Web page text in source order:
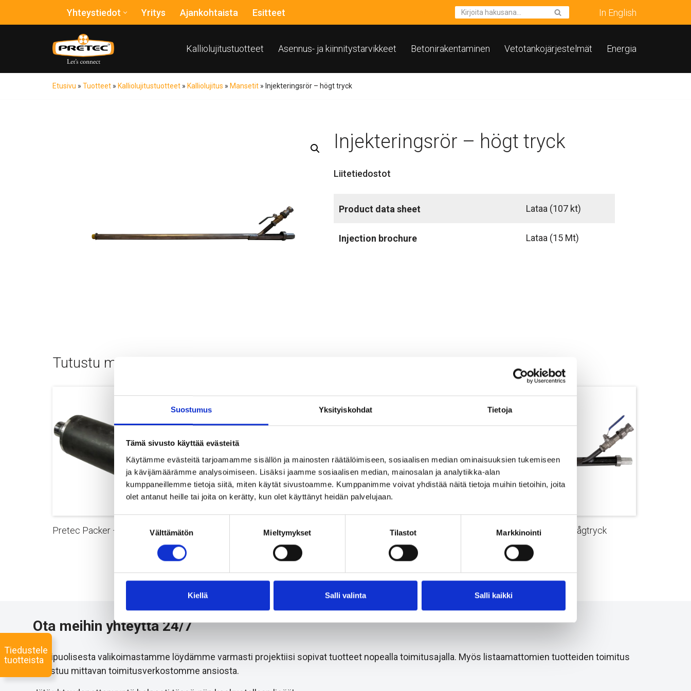
Suostumus Yksityiskohdat Tietoja
Tämä sivusto käyttää evästeitä
Käytämme evästeitä tarjoamamme sisällön ja mainosten räätälöimiseen, sosiaalisen median ominaisuuksien tukemiseen
ja kävijämäärämme analysoimiseen. Lisäksi jaamme sosiaalisen median, mainosalan ja analytiikka-alan
kumppaneillemme tietoja siitä, miten käytät sivustoamme. Kumppanimme voivat yhdistää näitä tietoja muihin tietoihin, joita
olet antanut heille tai joita on kerätty, kun olet käyttänyt heidän palvelujaan.
valinta
Välttämätön Mieltymykset Tilastot Markkinointi
Kiellä Salli valinta Salli kaikki
Yhteystiedot Yritys Ajankohtaista Esitteet In English
Kalliolujitustuotteet Asennus- ja kiinnitystarvikkeet Betonirakentaminen Vetotankojärjestelmät Energia
Etusivu » Tuotteet » Kalliolujitustuotteet » Kalliolujitus » Mansetit » Injekteringsrör – högt tryck
Injekteringsrör – högt tryck
Liitetiedostot
Product data sheet Lataa (107 kt)
Injection brochure Lataa (15 Mt)
Tutustu myös
Pretec Packer – type PSU-P Pretec Packer type PSU-PX Pretec Packer PMU Injekteringsrör – lågtryck
Ota meihin yhteyttä 24/7
Monipuolisesta valikoimastamme löydämme varmasti projektiisi sopivat tuotteet nopealla toimitusajalla. Myös listaamattomien tuotteiden toimitus
onnistuu mittavan toimitusverkostomme ansiosta.
Tiedustele
tuotteista